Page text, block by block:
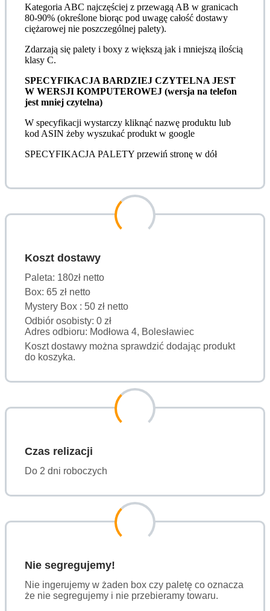
Kategoria ABC najczęściej z przewagą AB w granicach
80-90% (określone biorąc pod uwagę całość dostawy
ciężarowej nie poszczególnej palety).
Zdarzają się palety i boxy z większą jak i mniejszą ilością
klasy C.
SPECYFIKACJA BARDZIEJ CZYTELNA JEST
W WERSJI KOMPUTEROWEJ (wersja na telefon
jest mniej czytelna)
W specyfikacji wystarczy kliknąć nazwę produktu lub
kod ASIN żeby wyszukać produkt w google
SPECYFIKACJA PALETY przewiń stronę w dół
Koszt dostawy
Paleta: 180zł netto
Box: 65 zł netto
Mystery Box : 50 zł netto
Odbiór osobisty: 0 zł
Adres odbioru: Modłowa 4, Bolesławiec
Koszt dostawy można sprawdzić dodając produkt
do koszyka.
Czas relizacji
Do 2 dni roboczych
Nie segregujemy!
Nie ingerujemy w żaden box czy paletę co oznacza
że nie segregujemy i nie przebieramy towaru.